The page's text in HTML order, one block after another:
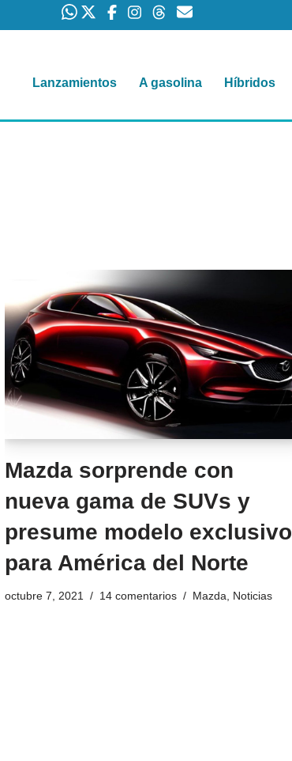
Lanzamientos A gasolina Híbridos
Mazda sorprende con
nueva gama de SUVs y
presume modelo exclusivo
para América del Norte
octubre 7, 2021 14 comentarios Mazda Noticias